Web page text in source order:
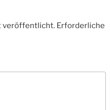
veröffentlicht. Erforderliche